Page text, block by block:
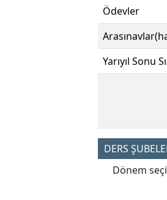
Ödevler
Yarıyıl Sonu
DERS
Dönem